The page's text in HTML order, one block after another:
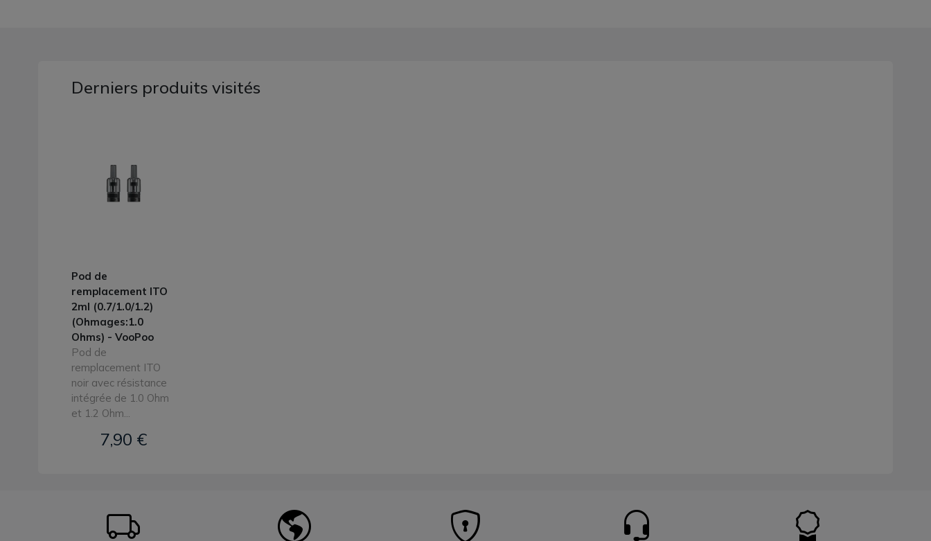
Derniers produits visités
Pod de
remplacement ITO
2ml (0.7/1.0/1.2)
(Ohmages:1.0
Ohms) - VooPoo
Pod de
remplacement ITO
noir avec résistance
intégrée de 1.0 Ohm
et 1.2 Ohm...
7,90 €